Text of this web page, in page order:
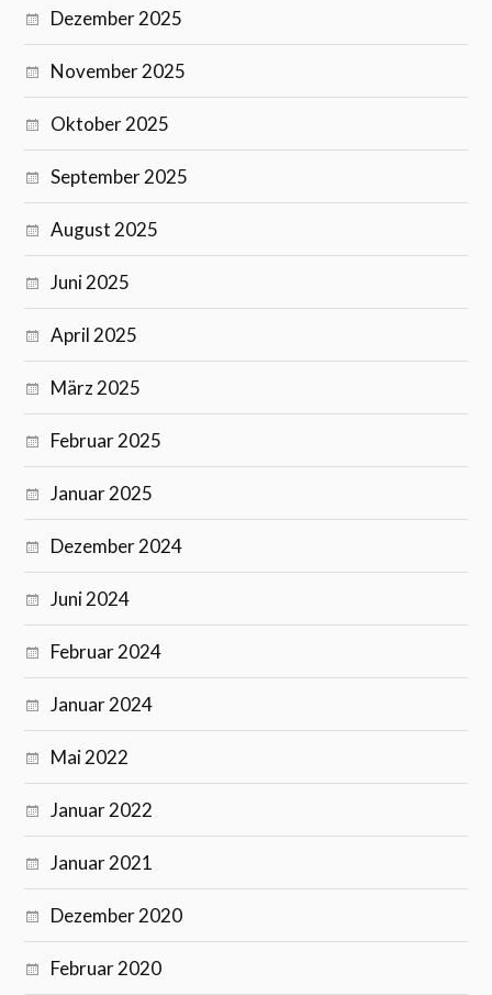
Dezember 2025
November 2025
Oktober 2025
September 2025
August 2025
Juni 2025
April 2025
März 2025
Februar 2025
Januar 2025
Dezember 2024
Juni 2024
Februar 2024
Januar 2024
Mai 2022
Januar 2022
Januar 2021
Dezember 2020
Februar 2020